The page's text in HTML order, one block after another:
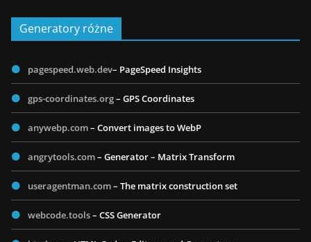
Generatory różne
pagespeed.web.dev– PageSpeed Insights
gps-coordinates.org– GPS Coordinates
anywebp.com– Convert images to WebP
angrytools.com– Generator – Matrix Transform
useragentman.com– The matrix construction set
webcode.tools– CSS Generator